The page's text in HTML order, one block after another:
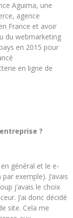
Aguima, une
agence
France et avoir
du webmarketing
en 2015 pour
en ligne de
?
général et le e-
exemple). J’avais
j’avais le choix
J’ai donc décidé
site. Cela me